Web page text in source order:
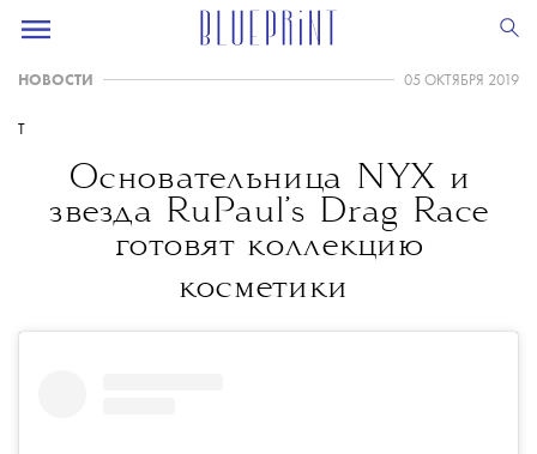
НОВОСТИ 05 ОКТЯБРЯ 2019
T
Основательница NYX и
звезда RuPaul’s Drag Race
готовят коллекцию
косметики